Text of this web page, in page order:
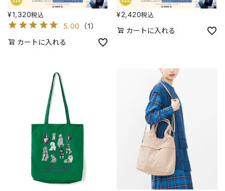
¥1,320税込
5.00 （1）
カートに入れる
¥2,420税込
カートに入れる